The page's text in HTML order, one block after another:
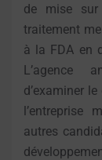
de mise sur
traitement
à la FDA en
L’agence
d’examiner
l’entreprise
autres